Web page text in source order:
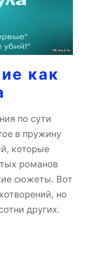
как
по сути
в пружину
которые
романов
сюжеты. Вот
но
других.